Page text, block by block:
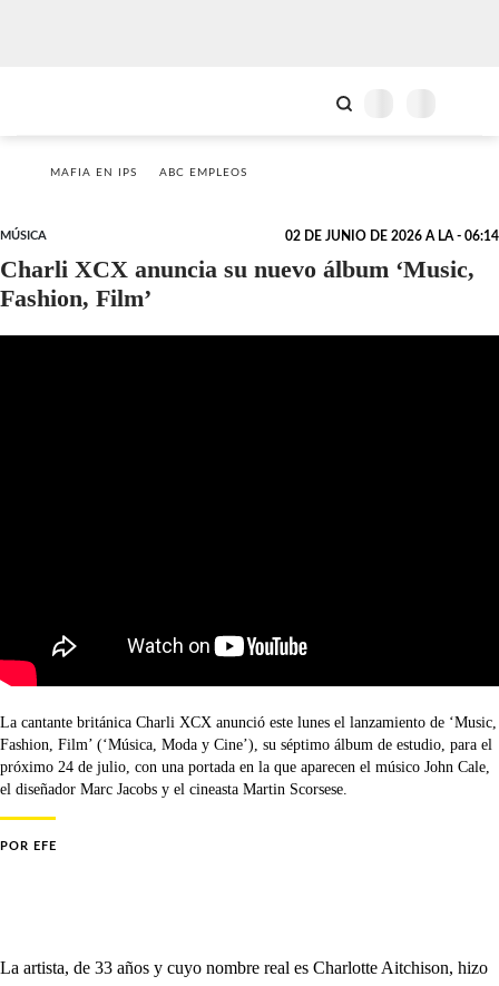
MAFIA EN IPS ABC EMPLEOS
MÚSICA 02 DE JUNIO DE 2026 A LA - 06:14
Charli XCX anuncia su nuevo álbum ‘Music,
Fashion, Film’
La cantante británica Charli XCX anunció este lunes el lanzamiento de ‘Music,
Fashion, Film’ (‘Música, Moda y Cine’), su séptimo álbum de estudio, para el
próximo 24 de julio, con una portada en la que aparecen el músico John Cale,
el diseñador Marc Jacobs y el cineasta Martin Scorsese.
POR EFE
La artista, de 33 años y cuyo nombre real es Charlotte Aitchison, hizo